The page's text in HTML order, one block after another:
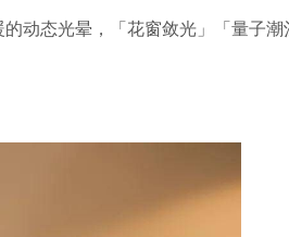
动态光晕，「花窗敛光」「量子潮